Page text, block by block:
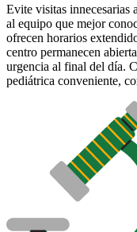
Evite visitas innecesarias
al equipo que mejor
ofrecen horarios
centro permanecen
urgencia al final del día.
pediátrica conveniente,